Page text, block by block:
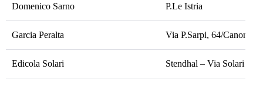
Domenico Sarno P.Le Istria
Garcia Peralta Via P.Sarpi, 64/Canonica
Edicola Solari Stendhal – Via Solari